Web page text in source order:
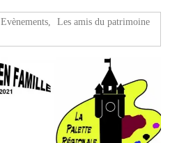
Evènements,
Les amis du patrimoine